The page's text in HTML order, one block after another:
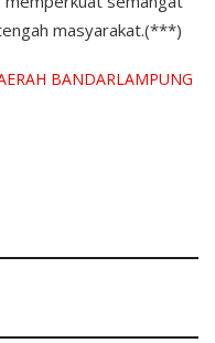
masyarakat.(***)
BANDARLAMPUNG